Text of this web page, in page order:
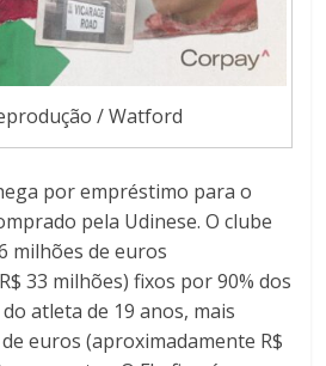
/ Watford
por empréstimo para o
pela Udinese. O clube
milhões de euros
33 milhões) fixos por 90% dos
atleta de 19 anos, mais
euros (aproximadamente R$